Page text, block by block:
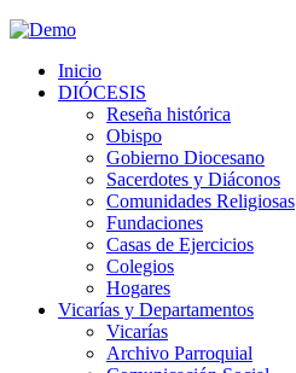
Inicio
DIÓCESIS
Reseña histórica
Obispo
Gobierno Diocesano
Sacerdotes y Diáconos
Comunidades Religiosas
Fundaciones
Casas de Ejercicios
Colegios
Hogares
Vicarías y Departamentos
Vicarías
Archivo Parroquial